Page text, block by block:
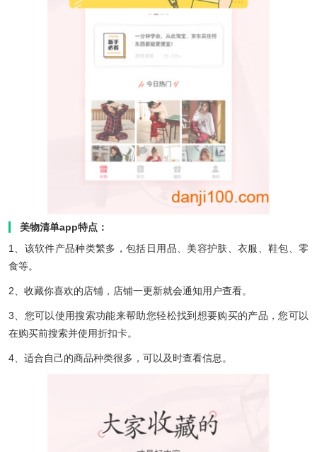
美物清单app特点：
1、该软件产品种类繁多，包括日用品、美容护肤、衣服、鞋包、零
食等。
2、收藏你喜欢的店铺，店铺一更新就会通知用户查看。
3、您可以使用搜索功能来帮助您轻松找到想要购买的产品，您可以
在购买前搜索并使用折扣卡。
4、适合自己的商品种类很多，可以及时查看信息。